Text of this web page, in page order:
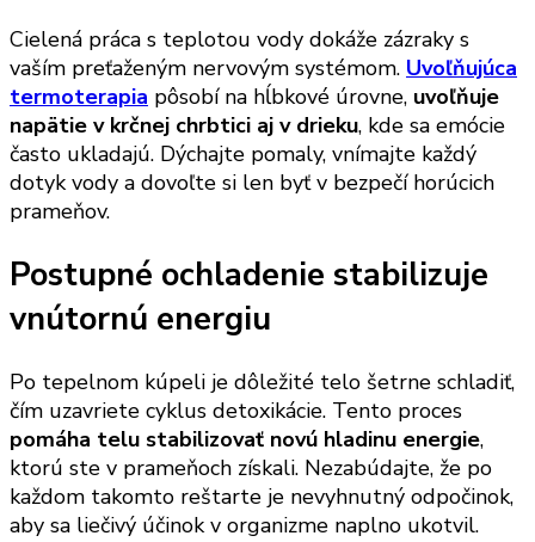
Cielená práca s teplotou vody dokáže zázraky s
vaším preťaženým nervovým systémom. Uvoľňujúca
termoterapia pôsobí na hĺbkové úrovne, uvoľňuje
napätie v krčnej chrbtici aj v drieku, kde sa emócie
často ukladajú. Dýchajte pomaly, vnímajte každý
dotyk vody a dovoľte si len byť v bezpečí horúcich
prameňov.
Postupné ochladenie stabilizuje
vnútornú energiu
Po tepelnom kúpeli je dôležité telo šetrne schladiť,
čím uzavriete cyklus detoxikácie. Tento proces
pomáha telu stabilizovať novú hladinu energie,
ktorú ste v prameňoch získali. Nezabúdajte, že po
každom takomto reštarte je nevyhnutný odpočinok,
aby sa liečivý účinok v organizme naplno ukotvil.